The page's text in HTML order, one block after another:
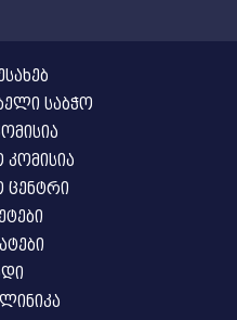
საბჭო
კომისია
ცენტრი